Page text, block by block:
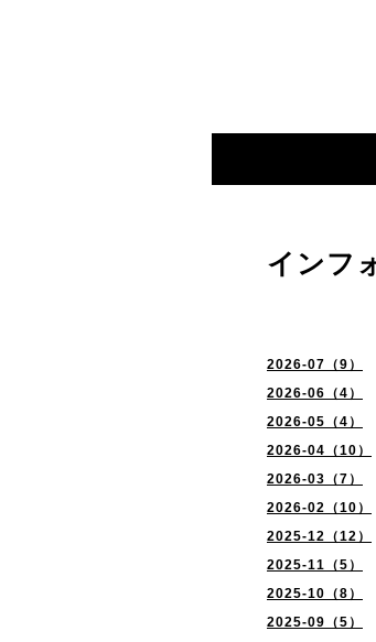
2026-07（9）
2026-06（4）
2026-05（4）
2026-04（10）
2026-03（7）
2026-02（10）
2025-12（12）
2025-11（5）
2025-10（8）
2025-09（5）
インフ